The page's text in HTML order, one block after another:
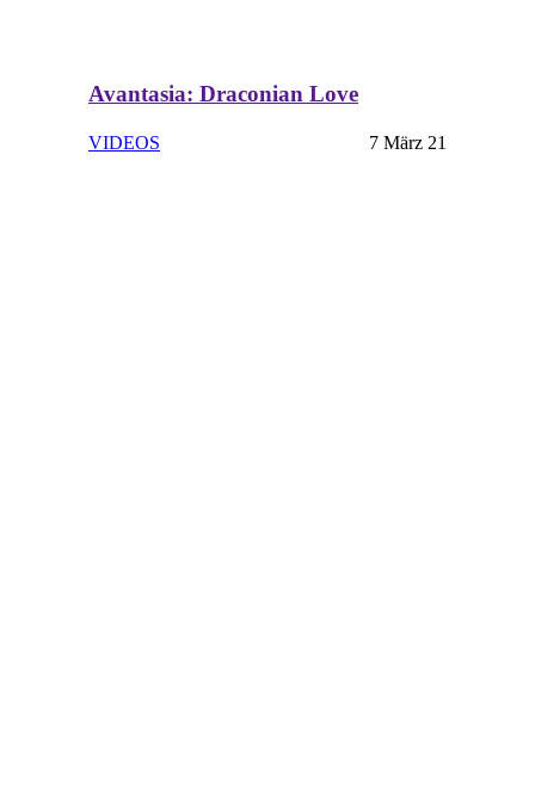
Avantasia: Draconian Love
VIDEOS 7 März 21